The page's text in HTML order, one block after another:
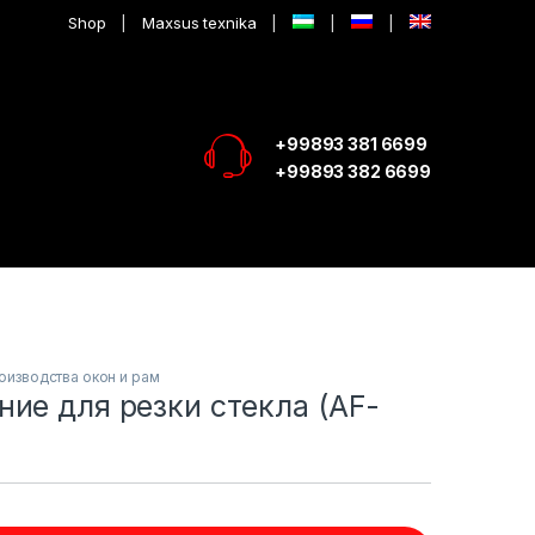
Shop Maxsus texnika
+99893 381 6699
+99893 382 6699
окон и рам
для резки стекла (AF-